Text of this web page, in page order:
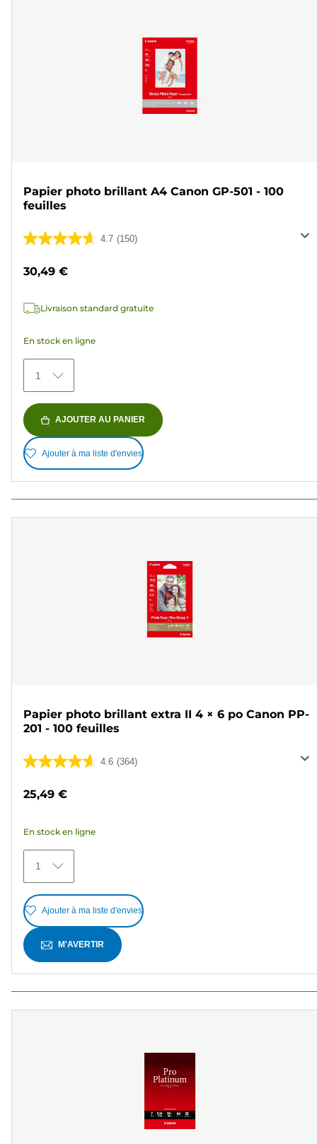
Papier photo brillant A4 Canon GP-501 - 100
feuilles
4.7 (150)
4.7
5
150
30,49 €
Livraison standard gratuite
En stock en ligne
1
AJOUTER AU PANIER
Ajouter à ma liste d'envies
Papier photo brillant extra II 4 × 6 po Canon PP-
201 - 100 feuilles
4.6 (364)
4.6
364
avis
25,49 €
En stock en ligne
1
Ajouter à ma liste d'envies
M'AVERTIR